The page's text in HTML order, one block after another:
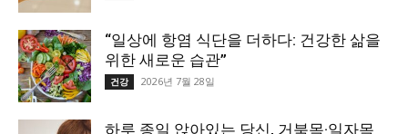
“일상에 항염 식단을 더하다: 건강한 삶을
위한 새로운 습관”
건강 2026년 7월 28일
하루 종일 앉아있는 당신, 거북목·일자목